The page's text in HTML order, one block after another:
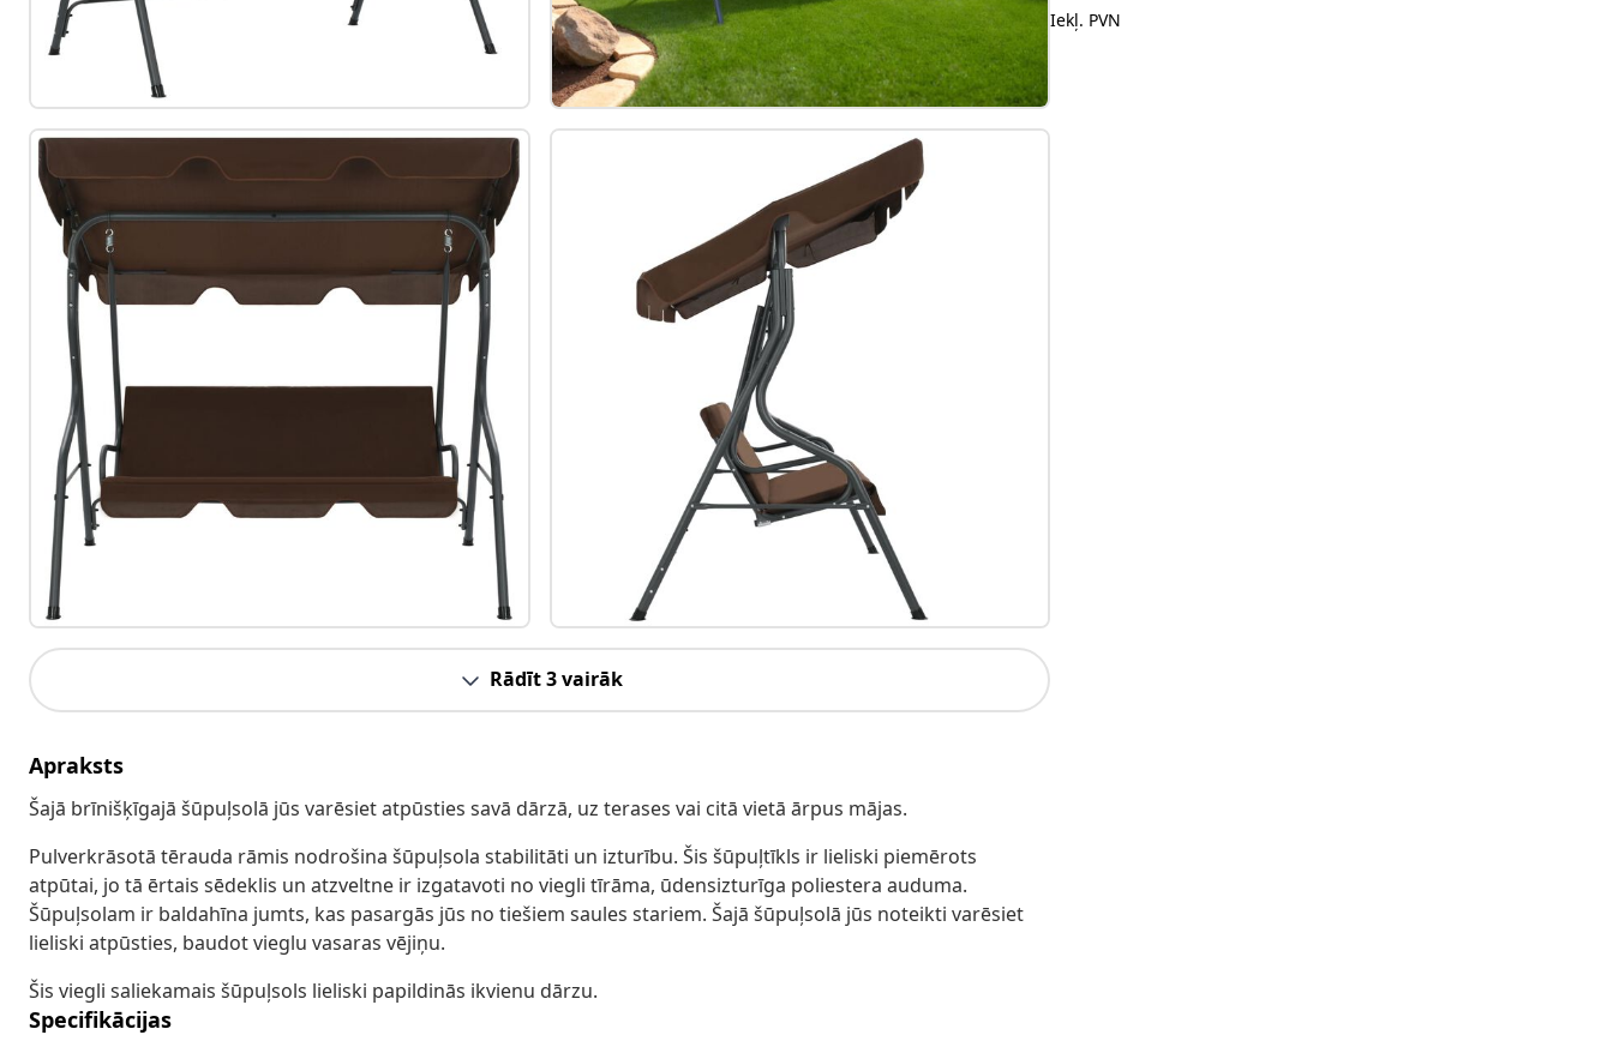
Rādīt 3 vairāk
Apraksts
Šajā brīnišķīgajā šūpuļsolā jūs varēsiet atpūsties savā dārzā, uz terases vai citā vietā ārpus mājas.
Pulverkrāsotā tērauda rāmis nodrošina šūpuļsola stabilitāti un izturību. Šis šūpuļtīkls ir lieliski piemērots
atpūtai, jo tā ērtais sēdeklis un atzveltne ir izgatavoti no viegli tīrāma, ūdensizturīga poliestera auduma.
Šūpuļsolam ir baldahīna jumts, kas pasargās jūs no tiešiem saules stariem. Šajā šūpuļsolā jūs noteikti varēsiet
lieliski atpūsties, baudot vieglu vasaras vējiņu.
Šis viegli saliekamais šūpuļsols lieliski papildinās ikvienu dārzu.
Specifikācijas
Iekļ. PVN